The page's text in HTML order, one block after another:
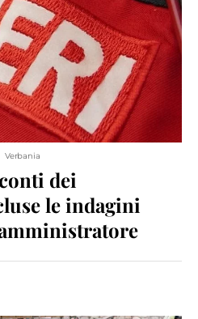
Verbania
dei
le indagini